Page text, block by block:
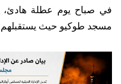
في صباح يوم عطلة هادئ،
مسجد طوكيو حيث يستقبلهم